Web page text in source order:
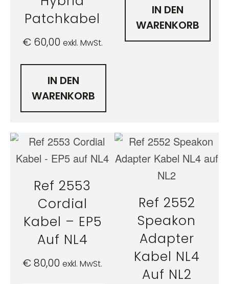
Patchkabel
€60,00 exkl. MwSt.
IN DEN
WARENKORB
IN DEN
WARENKORB
Ref 2553
Cordial
Kabel – EP5
Auf NL4
€80,00 exkl. MwSt.
Ref 2552
Speakon
Adapter
Kabel NL4
Auf NL2